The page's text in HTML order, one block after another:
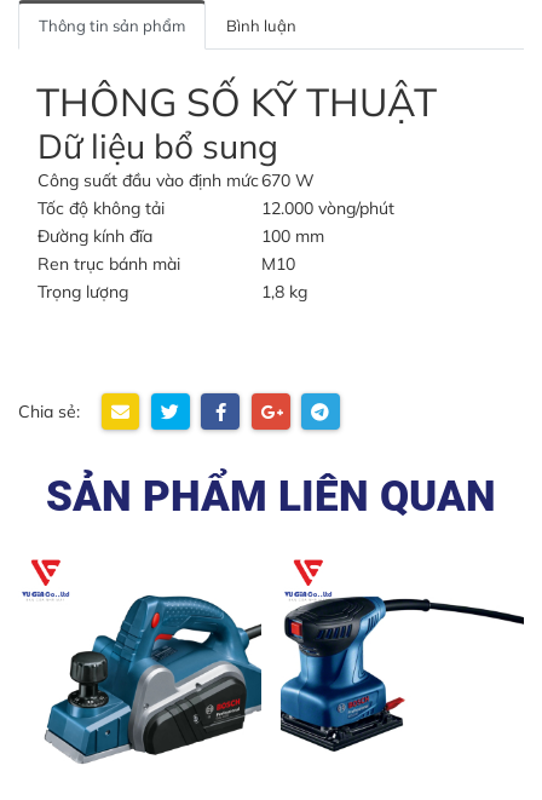
Thông tin sản phẩm Bình luận
THÔNG SỐ KỸ THUẬT
Dữ liệu bổ sung
Công suất đầu vào định mức670 W
Tốc độ không tải
12.000 vòng/phút
Đường kính đĩa
100 mm
Ren trục bánh mài
M10
Trọng lượng
1,8 kg
Chia sẻ:
SẢN PHẨM LIÊN QUAN